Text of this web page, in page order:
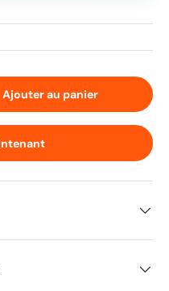
Ajouter au panier